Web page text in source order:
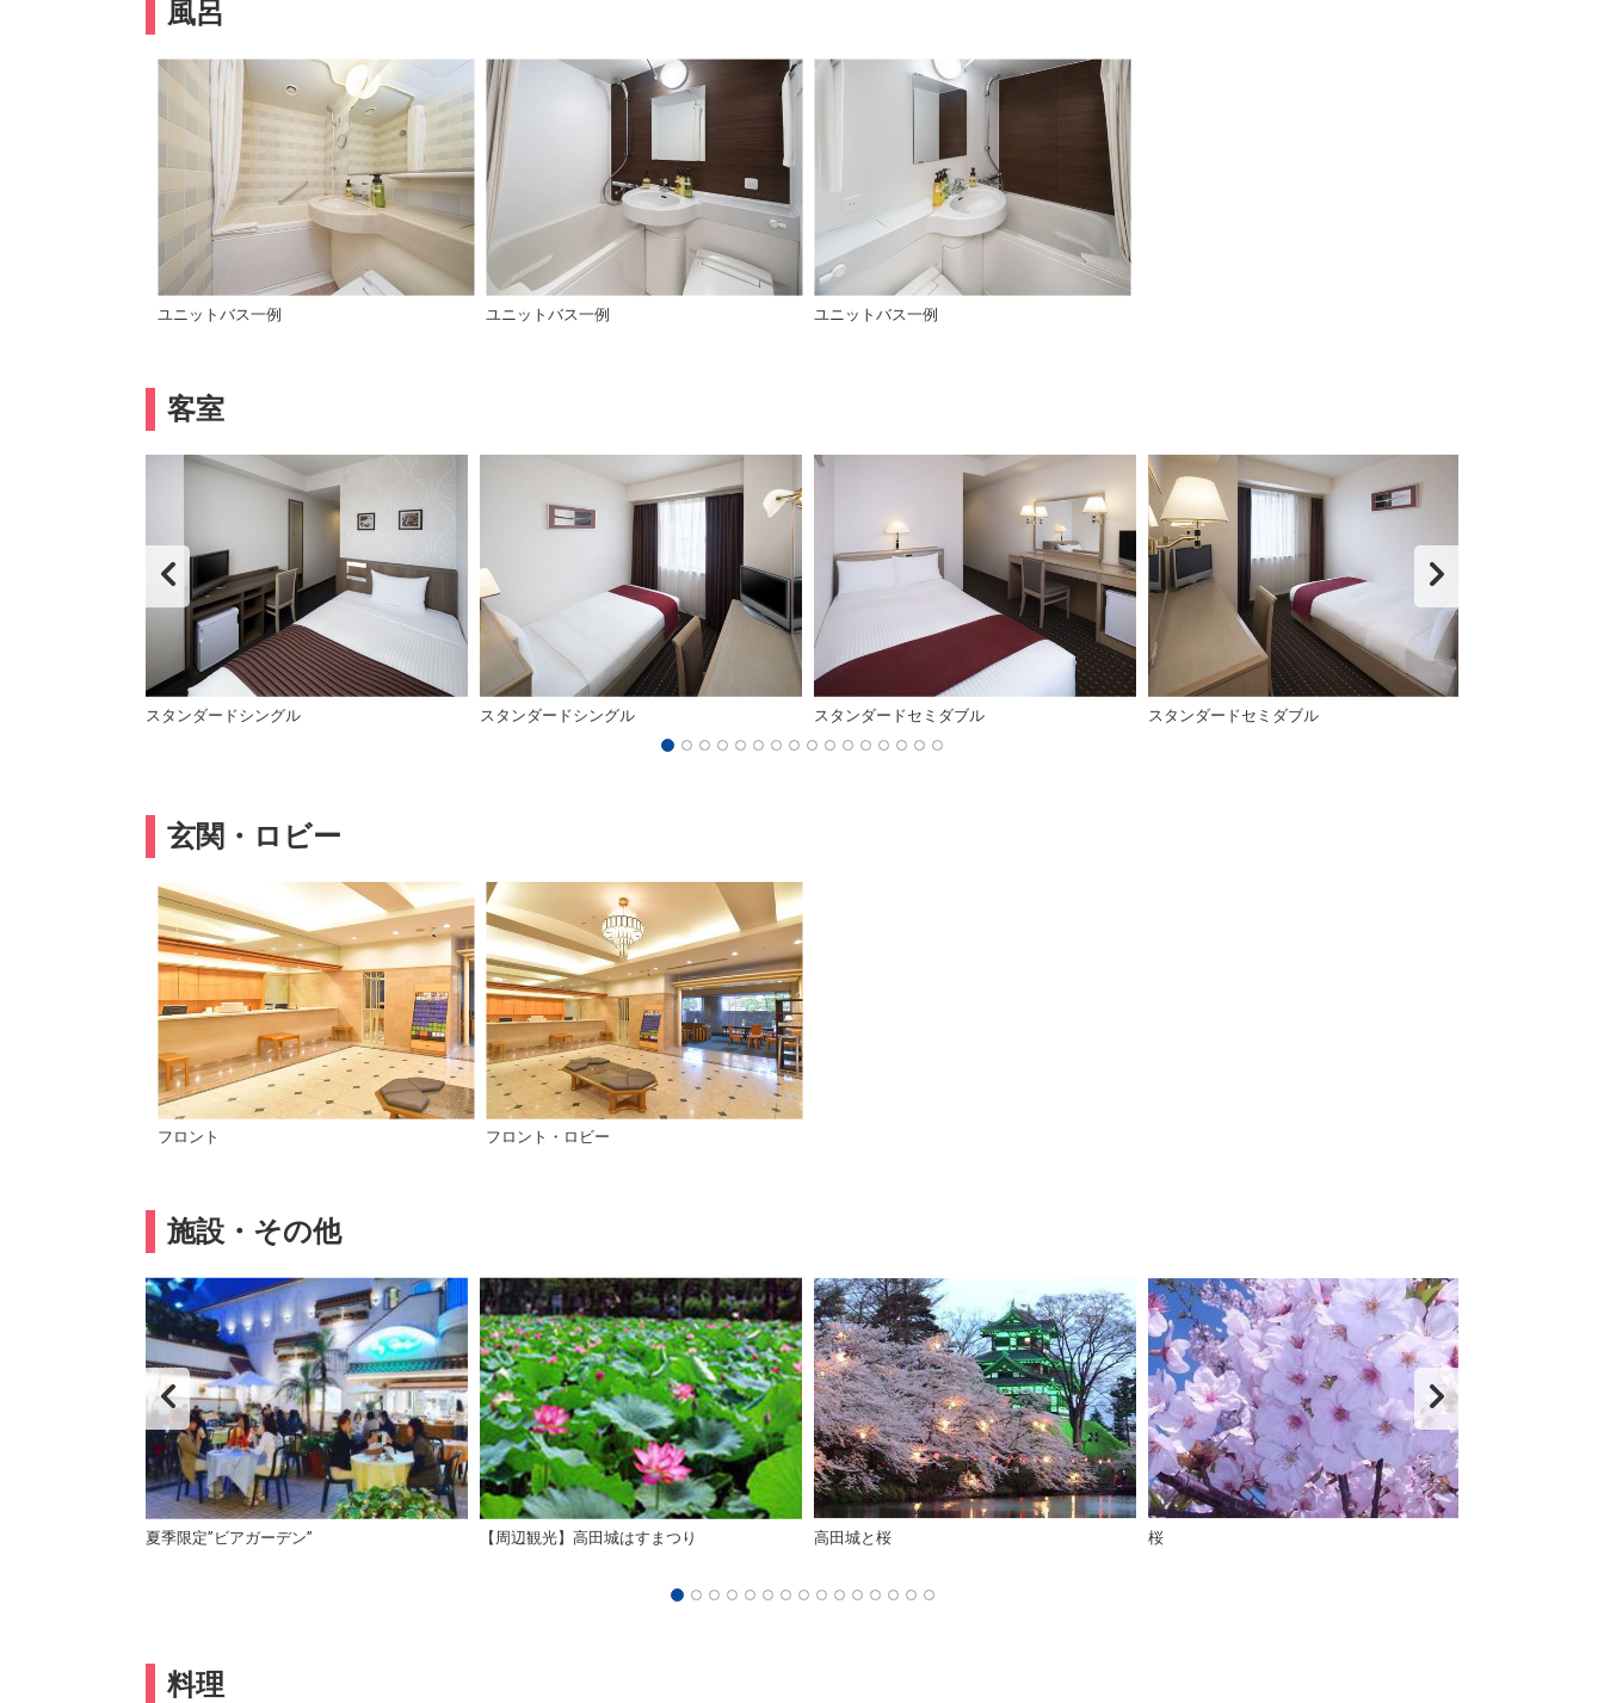
風呂
ユニットバス一例 ユニットバス一例 ユニットバス一例
客室
スタンダードシングル スタンダードシングル スタンダードセミダブル スタンダードセミダブル
玄関・ロビー
フロント フロント・ロビー
施設・その他
夏季限定”ビアガーデン” 【周辺観光】高田城はすまつり 高田城と桜 桜
料理